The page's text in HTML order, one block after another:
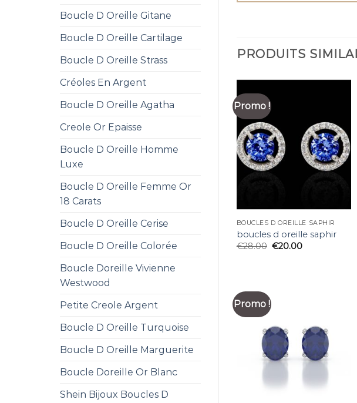
Boucle D Oreille Gitane
Boucle D Oreille Cartilage
Boucle D Oreille Strass
Créoles En Argent
Boucle D Oreille Agatha
Creole Or Epaisse
Boucle D Oreille Homme
Luxe
Boucle D Oreille Femme Or
18 Carats
Boucle D Oreille Cerise
Boucle D Oreille Colorée
Boucle Doreille Vivienne
Westwood
Petite Creole Argent
Boucle D Oreille Turquoise
Boucle D Oreille Marguerite
Boucle Doreille Or Blanc
Shein Bijoux Boucles D
PRODUITS
Promo !
BOUCLES D OREILLE SAPHIR
boucles d oreille saphir
€28.00 €20.00
Promo !